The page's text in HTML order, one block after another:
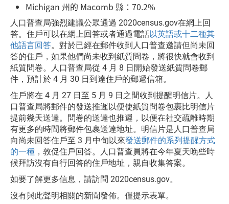
Michigan 州的 Macomb 縣：70.2%
人口普查局強烈建議公眾通過 2020census.gov在網上回
答。住戶可以在網上回答或者通過電話以英語或十二種其
他語言回答。對於已經在郵件收到人口普查邀請但尚未回
答的住戶，如果他們尚未收到紙質問卷，將很快就會收到
紙質問卷。人口普查局從 4 月 8 日開始發送紙質問卷郵
件，預計於 4 月 30 日到達住戶的郵遞信箱。
住戶將在 4 月 27 日至 5 月 9 日之間收到提醒明信片。人
口普查局將郵件的發送推遲以便使紙質問卷包裹比明信片
提前幾天送達。問卷的送達也推遲，以便在社交疏離時期
有更多的時間將郵件包裹送達地址。明信片是人口普查局
向尚未回答住戶至 3 月中旬以來發送郵件的系列提醒方式
的一種 ，敦促住戶回答。人口普查員將在今年夏天晚些時
候拜訪沒有自行回答的住戶地址，親自收集答案。
如要了解更多信息，請訪問 2020census.gov。
沒有與此聲明相關的新聞發佈。僅提示表單。